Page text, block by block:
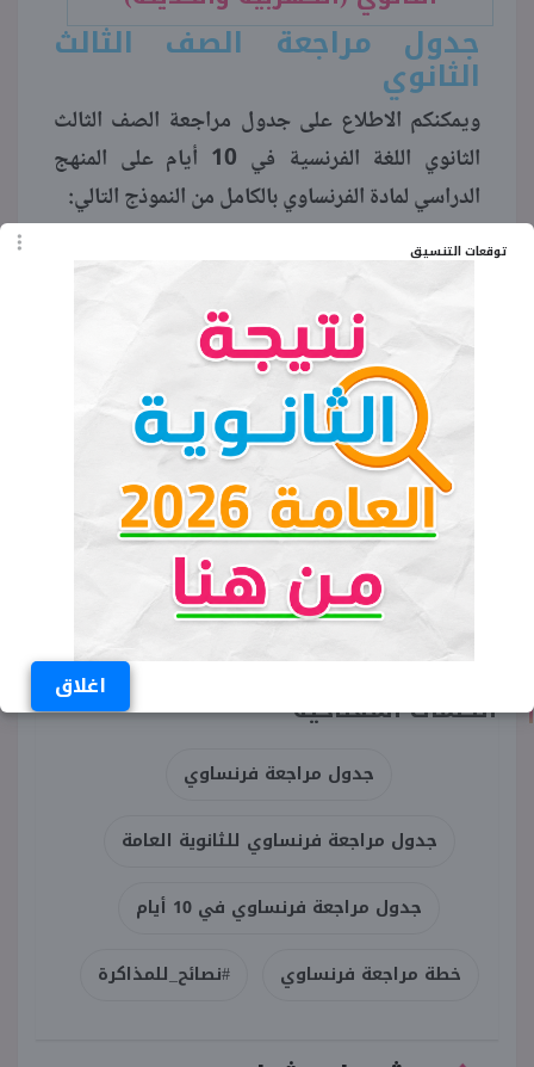
توقعات التنسيق
اغلاق
جدول مراجعة الصف الثالث
الثانوي
ويمكنكم الاطلاع على جدول مراجعة الصف الثالث
الثانوي اللغة الفرنسية في 10 أيام على المنهج
الدراسي لمادة الفرنساوي بالكامل من النموذج التالي:
الكلمات المفتاحية
جدول مراجعة فرنساوي
جدول مراجعة فرنساوي للثانوية العامة
جدول مراجعة فرنساوي في 10 أيام
خطة مراجعة فرنساوي #نصائح_للمذاكرة